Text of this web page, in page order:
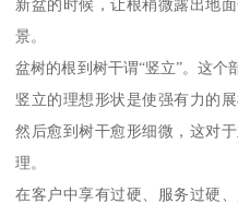
新盆的时候，让根稍微露出地
景。
盆树的根到树干谓“竖立”。这个
竖立的理想形状是使强有力的
然后愈到树干愈形细微，这对
理。
在客户中享有过硬、服务过硬